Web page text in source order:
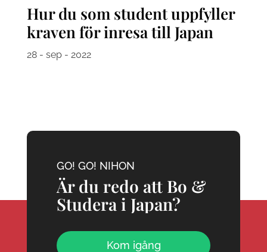
Hur du som student uppfyller
kraven för inresa till Japan
28 - sep - 2022
GO! GO! NIHON
Är du redo att Bo &
Studera i Japan?
Kom igång